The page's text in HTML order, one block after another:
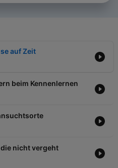
auf Zeit
beim Kennenlernen
nicht vergeht